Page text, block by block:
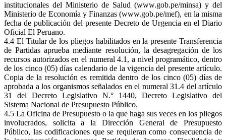
institucionales del Ministerio de Salud (www.gob.pe/minsa) y del
Ministerio de Economía y Finanzas (www.gob.pe/mef), en la misma
fecha de publicación del presente Decreto de Urgencia en el Diario
Oficial El Peruano.
4.4 El Titular de los pliegos habilitados en la presente Transferencia
de Partidas aprueba mediante resolución, la desagregación de los
recursos autorizados en el numeral 4.1, a nivel programático, dentro
de los cinco (05) días calendario de la vigencia del presente artículo.
Copia de la resolución es remitida dentro de los cinco (05) días de
aprobada a los organismos señalados en el numeral 31.4 del artículo
31 del Decreto Legislativo N.° 1440, Decreto Legislativo del
Sistema Nacional de Presupuesto Público.
4.5 La Oficina de Presupuesto o la que haga sus veces en los pliegos
involucrados, solicita a la Dirección General de Presupuesto
Público, las codificaciones que se requieran como consecuencia de